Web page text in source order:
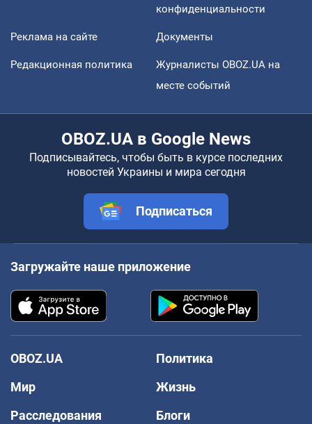
конфиденциальности
Реклама на сайте Документы
Редакционная политика
Журналисты OBOZ.UA на
месте событий
OBOZ.UA в Google News
Подписывайтесь, чтобы быть в курсе последних
новостей Украины и мира сегодня
Подписаться
Загружайте наше приложение
OBOZ.UA
Политика
Мир
Жизнь
Расследования
Блоги